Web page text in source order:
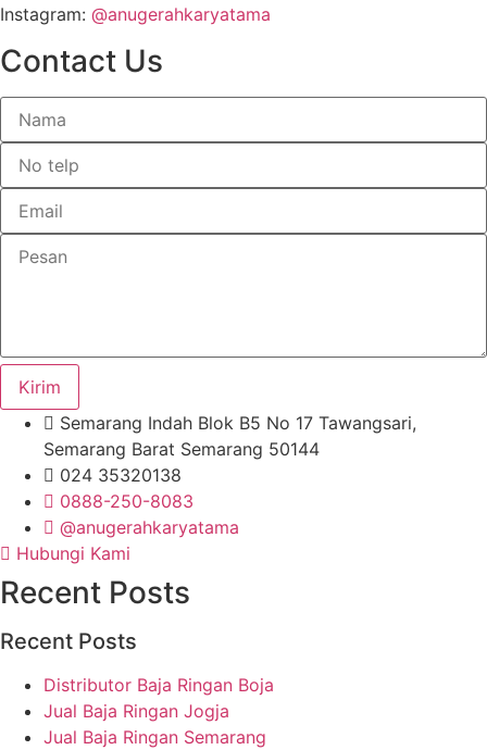
Instagram: @anugerahkaryatama
Contact Us
Kirim
Semarang Indah Blok B5 No 17 Tawangsari,
Semarang Barat Semarang 50144
024 35320138
0888-250-8083
@anugerahkaryatama
Hubungi Kami
Recent Posts
Recent Posts
Distributor Baja Ringan Boja
Jual Baja Ringan Jogja
Jual Baja Ringan Semarang